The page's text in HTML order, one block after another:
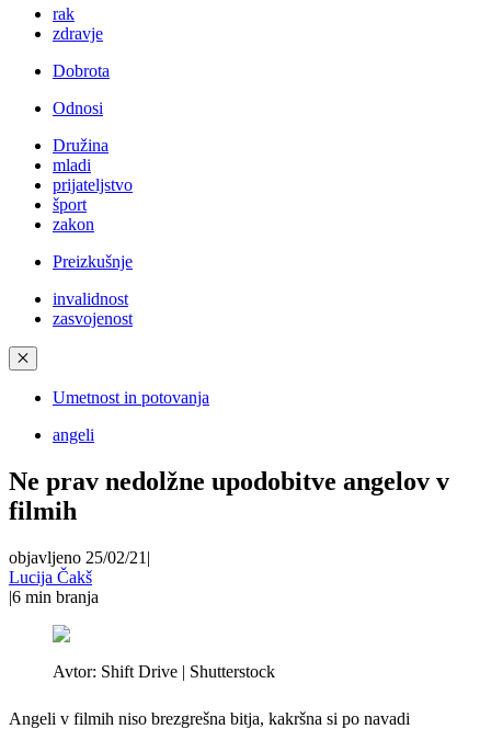
rak
zdravje
Dobrota
Odnosi
Družina
mladi
prijateljstvo
šport
zakon
Preizkušnje
invalidnost
zasvojenost
✕
Umetnost in potovanja
angeli
Ne prav nedolžne upodobitve angelov v
filmih
objavljeno 25/02/21 |
Lucija Čakš
|6 min branja
Avtor: Shift Drive | Shutterstock
Angeli v filmih niso brezgrešna bitja, kakršna si po navadi